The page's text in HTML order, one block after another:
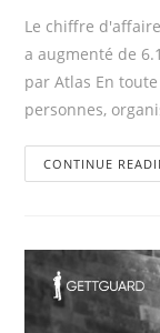
Le chiffre
a augmenté de
par Atlas En
personnes,
CONTINUE